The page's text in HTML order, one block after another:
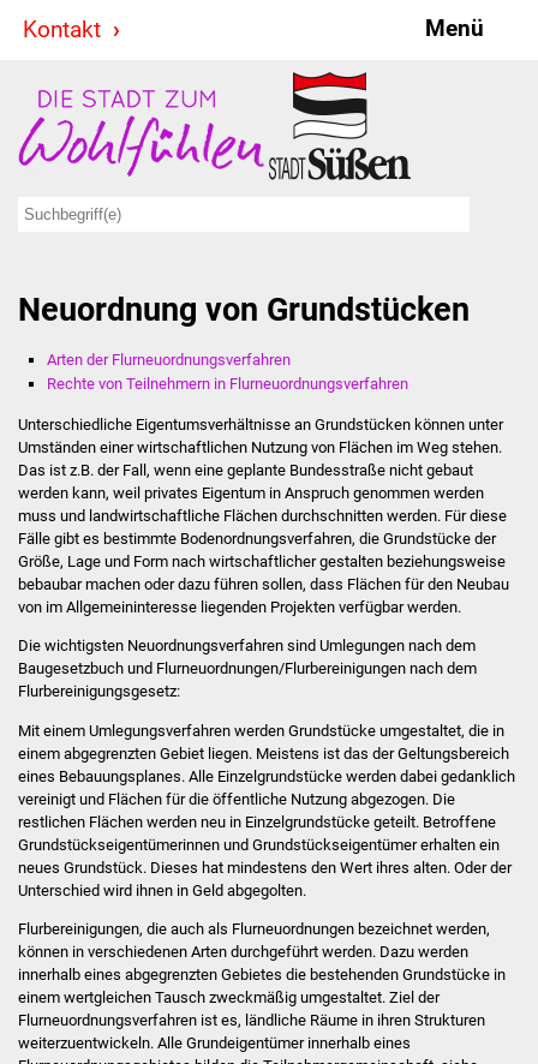
Kontakt Menü
Stadt & Politik
Bürgermeister
Ausschüsse
Ratsinformationssystem
Jugendbeirat
Summerrockfestival
Hallenbadparty
Stadtverwaltung
Ansprechpartner
Stellenangebote
Kontakt
Veröffentlichungen
Ortsrecht
FNP / Bebauungspläne
Wahlen
Neuordnung von Grundstücken
Arten der Flurneuordnungsverfahren
Rechte von Teilnehmern in Flurneuordnungsverfahren
Unterschiedliche Eigentumsverhältnisse an Grundstücken können unter
Umständen einer wirtschaftlichen Nutzung von Flächen im Weg stehen.
Das ist z.B. der Fall, wenn eine geplante Bundesstraße nicht gebaut
werden kann, weil privates Eigentum in Anspruch genommen werden
muss und landwirtschaftliche Flächen durchschnitten werden. Für diese
Fälle gibt es bestimmte Bodenordnungsverfahren, die Grundstücke der
Größe, Lage und Form nach wirtschaftlicher gestalten beziehungsweise
bebaubar machen oder dazu führen sollen, dass Flächen für den Neubau
von im Allgemeininteresse liegenden Projekten verfügbar werden.
Die wichtigsten Neuordnungsverfahren sind Umlegungen nach dem
Baugesetzbuch und Flurneuordnungen/Flurbereinigungen nach dem
Flurbereinigungsgesetz:
Mit einem Umlegungsverfahren werden Grundstücke umgestaltet, die in
einem abgegrenzten Gebiet liegen. Meistens ist das der Geltungsbereich
eines Bebauungsplanes. Alle Einzelgrundstücke werden dabei gedanklich
vereinigt und Flächen für die öffentliche Nutzung abgezogen. Die
restlichen Flächen werden neu in Einzelgrundstücke geteilt. Betroffene
Grundstückseigentümerinnen und Grundstückseigentümer erhalten ein
neues Grundstück. Dieses hat mindestens den Wert ihres alten. Oder der
Unterschied wird ihnen in Geld abgegolten.
Flurbereinigungen, die auch als Flurneuordnungen bezeichnet werden,
können in verschiedenen Arten durchgeführt werden. Dazu werden
innerhalb eines abgegrenzten Gebietes die bestehenden Grundstücke in
einem wertgleichen Tausch zweckmäßig umgestaltet. Ziel der
Flurneuordnungsverfahren ist es, ländliche Räume in ihren Strukturen
weiterzuentwickeln. Alle Grundeigentümer innerhalb eines